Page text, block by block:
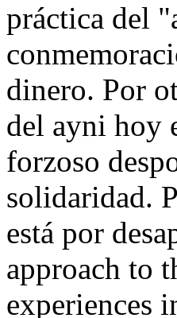
práctica del
dinero. Por
del ayni hoy
forzoso
solidaridad.
está por
approach to
experiences